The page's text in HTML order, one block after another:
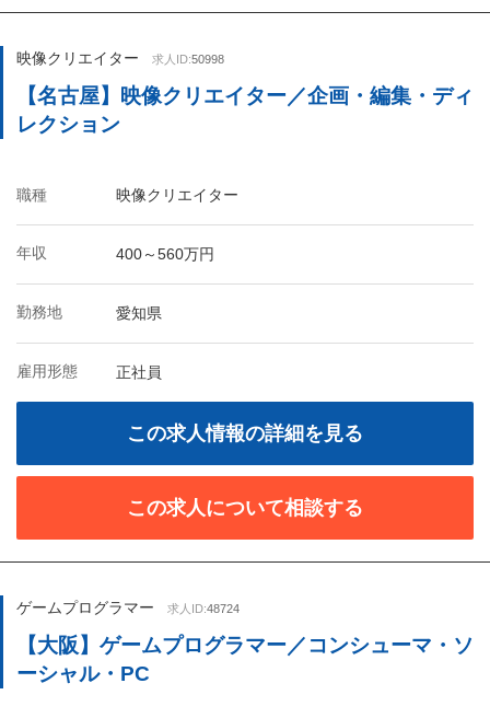
映像クリエイター 求人ID:50998
【名古屋】映像クリエイター／企画・編集・ディ
レクション
職種 映像クリエイター
年収 400～560万円
勤務地 愛知県
雇用形態 正社員
この求人情報の詳細を見る
この求人について相談する
ゲームプログラマー 求人ID:48724
【大阪】ゲームプログラマー／コンシューマ・ソ
ーシャル・PC